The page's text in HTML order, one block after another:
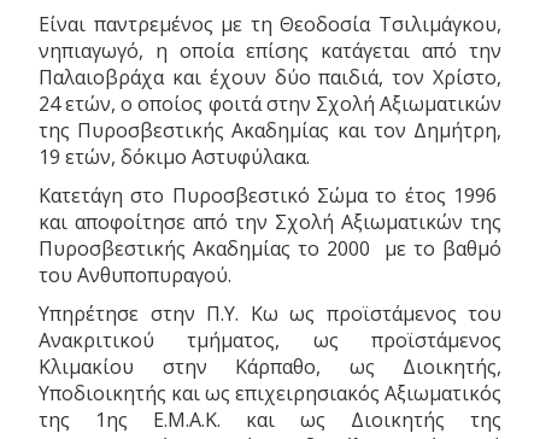
Είναι παντρεμένος με τη Θεοδοσία Τσιλιμάγκου,
νηπιαγωγό, η οποία επίσης κατάγεται από την
Παλαιοβράχα και έχουν δύο παιδιά, τον Χρίστο,
24 ετών, ο οποίος φοιτά στην Σχολή Αξιωματικών
της Πυροσβεστικής Ακαδημίας και τον Δημήτρη,
19 ετών, δόκιμο Αστυφύλακα.
Κατετάγη στο Πυροσβεστικό Σώμα το έτος 1996
και αποφοίτησε από την Σχολή Αξιωματικών της
Πυροσβεστικής Ακαδημίας το 2000 με το βαθμό
του Ανθυποπυραγού.
Υπηρέτησε στην Π.Υ. Κω ως προϊστάμενος του
Ανακριτικού τμήματος, ως προϊστάμενος
Κλιμακίου στην Κάρπαθο, ως Διοικητής,
Υποδιοικητής και ως επιχειρησιακός Αξιωματικός
της 1ης Ε.Μ.Α.Κ. και ως Διοικητής της